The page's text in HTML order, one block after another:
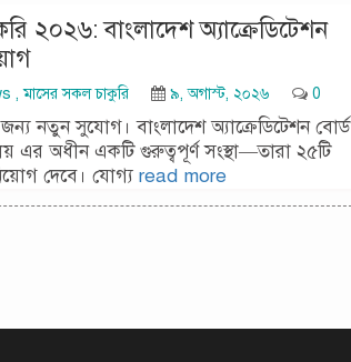
২০২৬: বাংলাদেশ অ্যাক্রেডিটেশন
,মাসের সকল চাকুরি ৯, অগাস্ট, ২০২৬ 0
জন্য নতুন সুযোগ। বাংলাদেশ অ্যাক্রেডিটেশন বোর্ড
এর অধীন একটি গুরুত্বপূর্ণ সংস্থা—তারা ২৫টি
দেবে। যোগ্য read more